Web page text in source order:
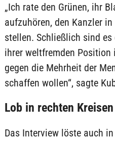
„Ich rate den Grünen, ihr
aufzuhören, den Kanzler
stellen. Schließlich sind
ihrer weltfremden
gegen die Mehrheit der
schaffen wollen“, sagte
Lob in rechten Kreisen
Das Interview löste auch